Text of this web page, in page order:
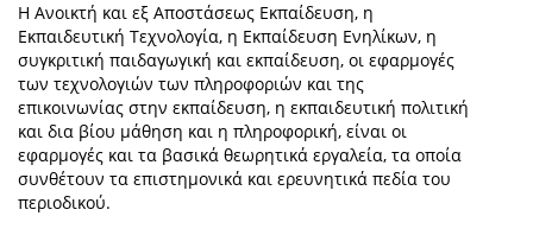
Η Ανοικτή και εξ Αποστάσεως Εκπαίδευση, η
Εκπαιδευτική Τεχνολογία, η Εκπαίδευση Ενηλίκων, η
συγκριτική παιδαγωγική και εκπαίδευση, οι εφαρμογές
των τεχνολογιών των πληροφοριών και της
επικοινωνίας στην εκπαίδευση, η εκπαιδευτική πολιτική
και δια βίου μάθηση και η πληροφορική, είναι οι
εφαρμογές και τα βασικά θεωρητικά εργαλεία, τα οποία
συνθέτουν τα επιστημονικά και ερευνητικά πεδία του
περιοδικού.